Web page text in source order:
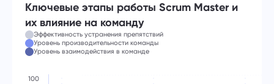
Ключевые этапы работы Scrum Master и
их влияние на команду
Эффективность устранения препятствий
Уровень производительности команды
Уровень взаимодействия в команде
100
Номер телефона
Your message has been sent
Спасибо, что стали частью
Как это работает